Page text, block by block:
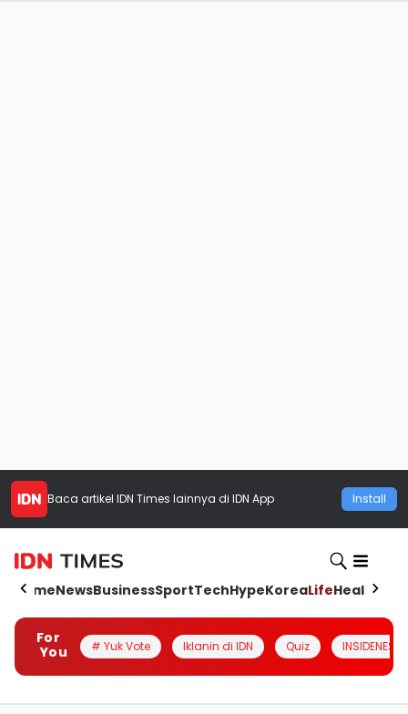
Baca artikel IDN Times lainnya di IDN App Install
HomeNewsBusinessSportTechHypeKoreaLifeHealth
For
You
# Yuk Vote Iklanin di IDN Quiz INSIDENESIA